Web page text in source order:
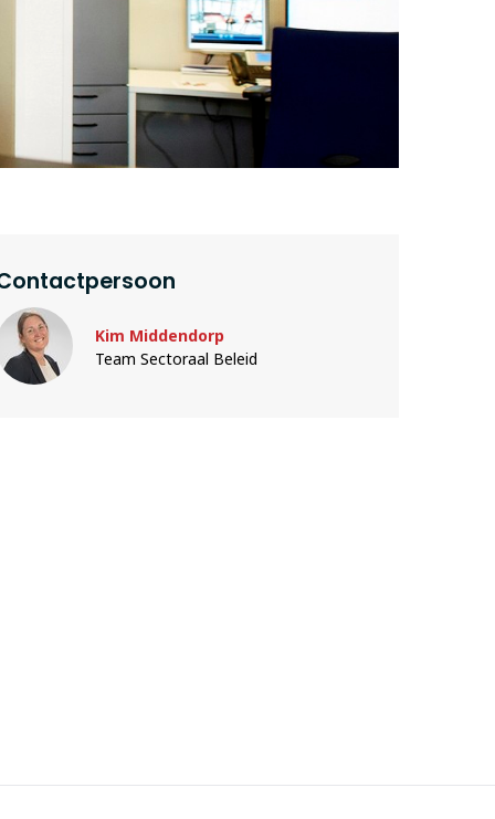
Kim Middendorp
Team Sectoraal Beleid